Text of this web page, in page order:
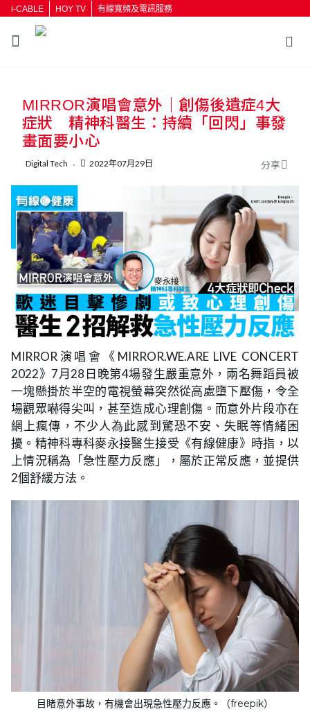
i-CABLE HOY TV 有線寬頻及電訊服務
按輸入鍵開始搜尋
MIRROR演唱會意外｜創傷後遺症4大
症狀 精神科醫生：持續「回閃」事發
畫面要小心
Digital Tech 2022年07月29日 分享
MIRROR演唱會《MIRROR.WE.ARE LIVE CONCERT
2022》7月28日晚第4場發生嚴重意外，兩名舞蹈員被
一塊懸掛於半空的電視螢幕突然從高處墮下壓傷，令全
場觀眾嚇得尖叫，甚至造成心理創傷。而意外片段亦在
網上瘋傳，不少人為此感到驚恐不安、失眠等情緒困
擾。精神科專科麥永接醫生接受《有線健康》時指，以
上情況稱為「急性壓力反應」，屬於正常反應，並提供
2個舒緩方法。
目睹意外事故，有機會出現急性壓力反應。（freepik）